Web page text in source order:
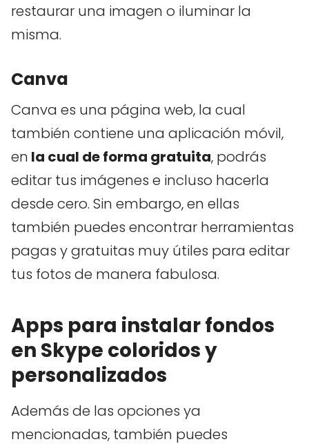
restaurar una imagen o iluminar la
misma.
Canva
Canva es una página web, la cual
también contiene una aplicación móvil,
en la cual de forma gratuita, podrás
editar tus imágenes e incluso hacerla
desde cero. Sin embargo, en ellas
también puedes encontrar herramientas
pagas y gratuitas muy útiles para editar
tus fotos de manera fabulosa.
Apps para instalar fondos
en Skype coloridos y
personalizados
Además de las opciones ya
mencionadas, también puedes